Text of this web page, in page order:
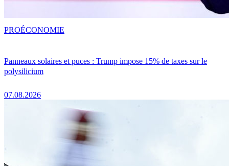
Panneaux solaires et puces : Trump impose 15% de taxes sur le
polysilicium
07.08.2026
PROÉCONOMIE